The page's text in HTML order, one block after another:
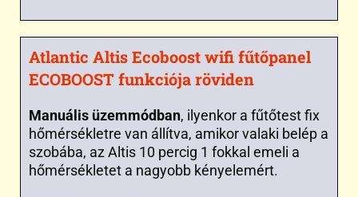
Atlantic Altis Ecoboost wifi fűtőpanel
ECOBOOST funkciója röviden
Manuális üzemmódban, ilyenkor a fűtőtest fix
hőmérsékletre van állítva, amikor valaki belép a
szobába, az Altis 10 percig 1 fokkal emeli a
hőmérsékletet a nagyobb kényelemért.